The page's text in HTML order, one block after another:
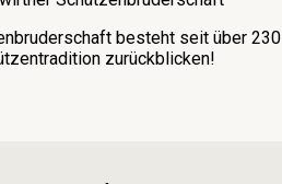
besteht seit über
zurückblicken!